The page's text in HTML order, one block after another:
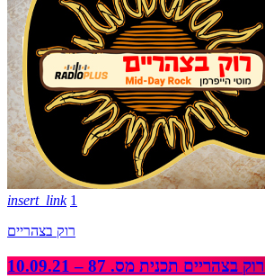
insert_link 1
רוק בצהריים